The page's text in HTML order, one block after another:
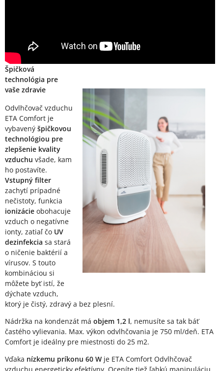
Špičková
technológia pre
vaše zdravie
Odvlhčovač vzduchu
ETA Comfort je
vybavený špičkovou
technológiou pre
zlepšenie kvality
vzduchu všade, kam
ho postavíte.
Vstupný filter
zachytí prípadné
nečistoty, funkcia
ionizácie obohacuje
vzduch o negatívne
ionty, zatiaľ čo UV
dezinfekcia sa stará
o ničenie baktérií a
vírusov. S touto
kombináciou si
môžete byť istí, že
dýchate vzduch,
ktorý je čistý, zdravý a bez plesní.
Nádržka na kondenzát má objem 1,2 l, nemusíte sa tak báť
častého vylievania. Max. výkon odvlhčovania je 750 ml/deň. ETA
Comfort je ideálny pre miestnosti do 25 m2.
Vďaka nízkemu príkonu 60 W je ETA Comfort Odvlhčovač